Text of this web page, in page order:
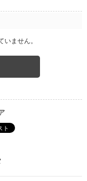
いません。